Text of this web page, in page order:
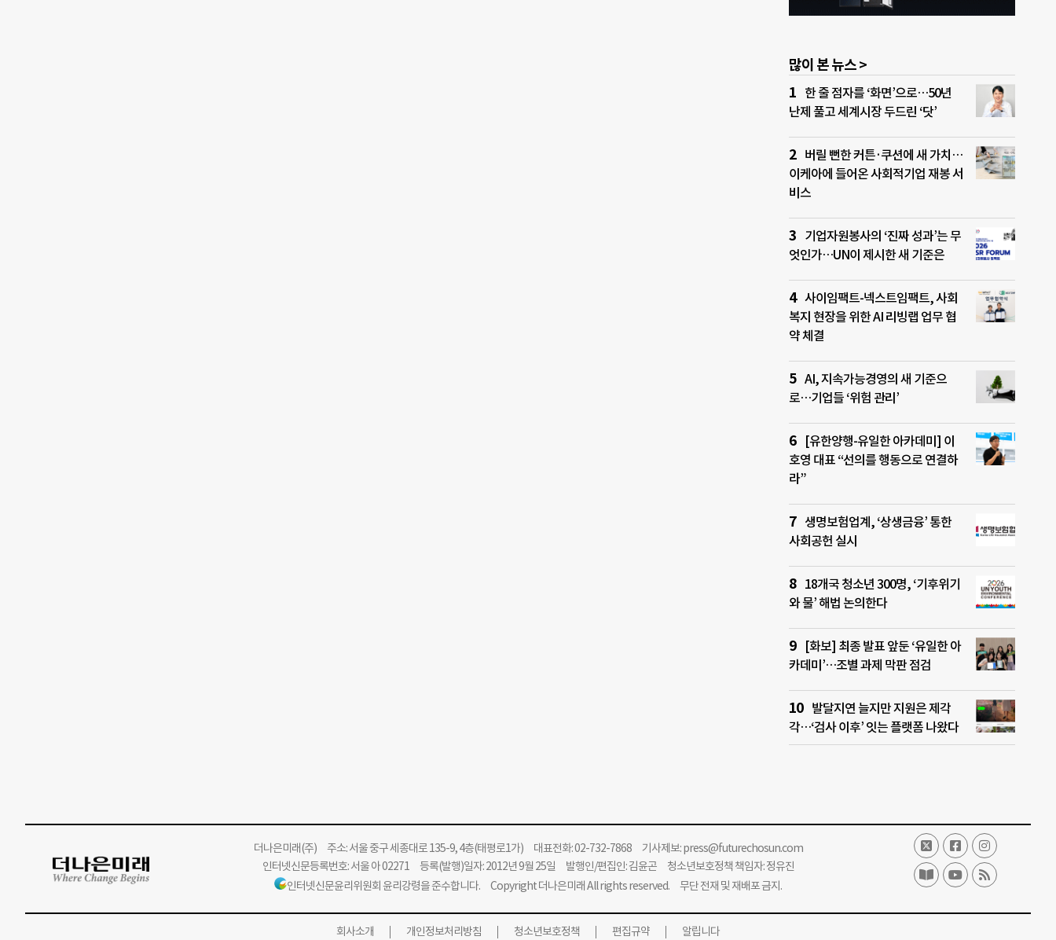
많이 본 뉴스 >
한 줄 점자를 ‘화면’으로…50년
난제 풀고 세계시장 두드린 ‘닷’
버릴 뻔한 커튼·쿠션에 새 가치…
이케아에 들어온 사회적기업 재봉 서
비스
기업자원봉사의 ‘진짜 성과’는 무
엇인가…UN이 제시한 새 기준은
사이임팩트-넥스트임팩트, 사회
복지 현장을 위한 AI 리빙랩 업무 협
약 체결
AI, 지속가능경영의 새 기준으
로…기업들 ‘위험 관리’
[유한양행-유일한 아카데미] 이
호영 대표 “선의를 행동으로 연결하
라”
생명보험업계, ‘상생금융’ 통한
사회공헌 실시
18개국 청소년 300명, ‘기후위기
와 물’ 해법 논의한다
[화보] 최종 발표 앞둔 ‘유일한 아
카데미’…조별 과제 막판 점검
발달지연 늘지만 지원은 제각
각…‘검사 이후’ 잇는 플랫폼 나왔다
더나은미래(주)주소: 서울 중구 세종대로 135-9, 4층(태평로1가) 대표전화: 02-732-7868 기사제보:press@futurechosun.com
인터넷신문등록번호: 서울 아 02271 등록(발행)일자: 2012년 9월 25일 발행인/편집인: 김윤곤 청소년보호정책 책임자: 정유진
인터넷신문윤리위원회 윤리강령을 준수합니다. Copyright 더나은미래 All rights reserved. 무단 전재 및 재배포 금지.
회사소개 개인정보처리방침 청소년보호정책 편집규약 알립니다